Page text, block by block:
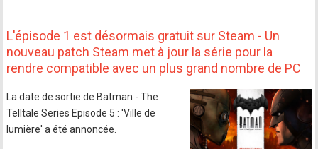
L'épisode 1 est désormais gratuit sur Steam - Un
nouveau patch Steam met à jour la série pour la
rendre compatible avec un plus grand nombre de PC
La date de sortie de Batman - The
Telltale Series Episode 5 : 'Ville de
lumière' a été annoncée.